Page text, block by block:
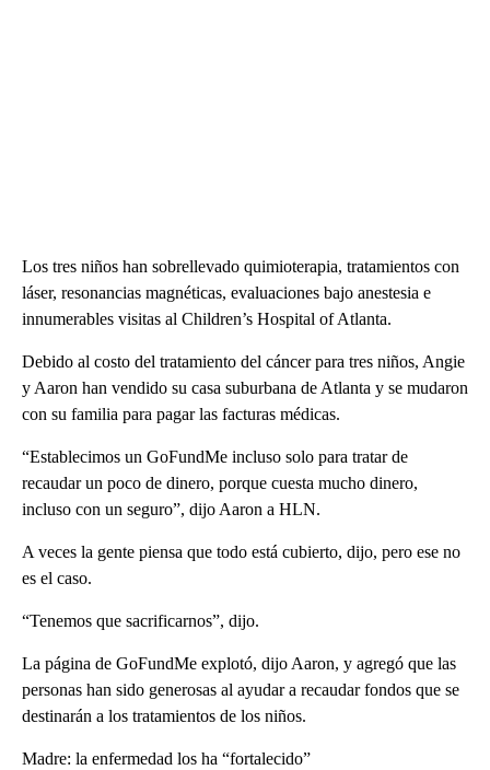
Los tres niños han sobrellevado quimioterapia, tratamientos con
láser, resonancias magnéticas, evaluaciones bajo anestesia e
innumerables visitas al Children’s Hospital of Atlanta.
Debido al costo del tratamiento del cáncer para tres niños, Angie
y Aaron han vendido su casa suburbana de Atlanta y se mudaron
con su familia para pagar las facturas médicas.
“Establecimos un GoFundMe incluso solo para tratar de
recaudar un poco de dinero, porque cuesta mucho dinero,
incluso con un seguro”, dijo Aaron a HLN.
A veces la gente piensa que todo está cubierto, dijo, pero ese no
es el caso.
“Tenemos que sacrificarnos”, dijo.
La página de GoFundMe explotó, dijo Aaron, y agregó que las
personas han sido generosas al ayudar a recaudar fondos que se
destinarán a los tratamientos de los niños.
Madre: la enfermedad los ha “fortalecido”